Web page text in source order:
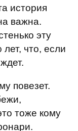
история
важна.
эту
что, если
повезет.
тоже кому